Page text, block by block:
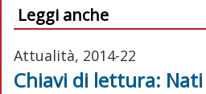
Leggi anche
Attualità, 2014-22
Chiavi di lettura: